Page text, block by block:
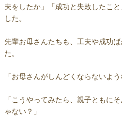
夫をしたか」「成功と失敗したこ
した。
先輩お母さんたちも、工夫や成功
た。
「お母さんがしんどくならないよ
「こうやってみたら、親子ともに
ゃない？」